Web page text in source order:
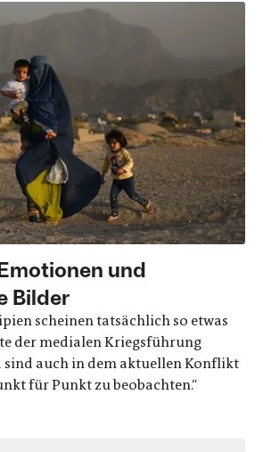
und
Bilder
scheinen tatsächlich so etwas
der medialen Kriegsführung
sind auch in dem aktuellen Konflikt
für Punkt zu beobachten.“